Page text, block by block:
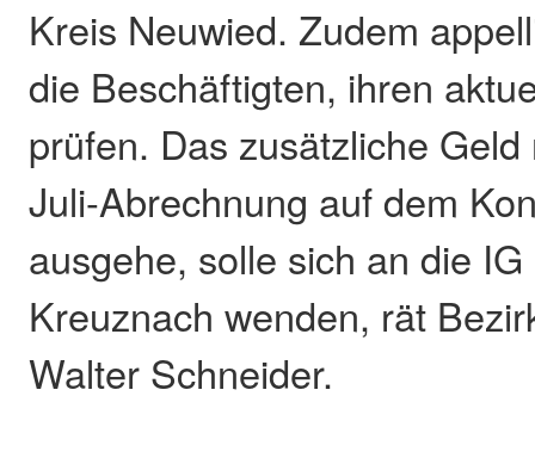
Kreis Neuwied. Zudem
die Beschäftigten, ihren
prüfen. Das zusätzliche
Juli-Abrechnung auf dem
ausgehe, solle sich an die
Kreuznach wenden, rät
Walter Schneider.